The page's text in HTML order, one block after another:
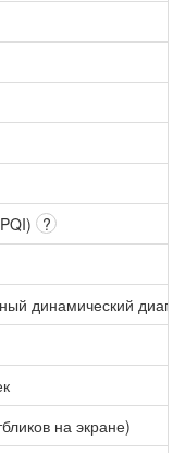
?
динамический
на экране)